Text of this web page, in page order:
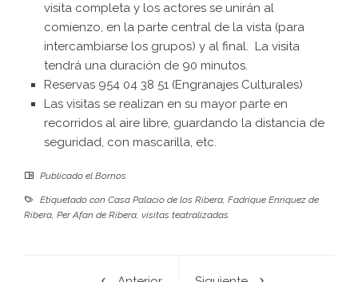
visita completa y los actores se unirán al
comienzo, en la parte central de la vista (para
intercambiarse los grupos) y al final. La visita
tendrá una duración de 90 minutos.
Reservas 954 04 38 51 (Engranajes Culturales)
Las visitas se realizan en su mayor parte en
recorridos al aire libre, guardando la distancia de
seguridad, con mascarilla, etc.
Publicado el Bornos
Etiquetado con Casa Palacio de los Ribera, Fadrique Enríquez de
Ribera, Per Afan de Ribera, visitas teatralizadas